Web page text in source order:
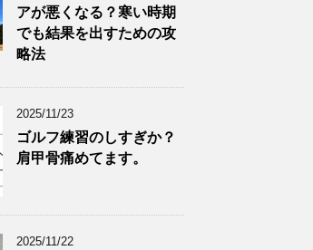
アが悪くなる？寒い時期
でも結果を出すための攻
略法
2025/11/23
ゴルフ練習のしすぎか？
肩甲骨痛めてます。
2025/11/22